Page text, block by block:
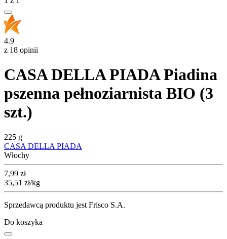
4.9
z 18 opinii
CASA DELLA PIADA Piadina
pszenna pełnoziarnista BIO (3
szt.)
225 g
CASA DELLA PIADA
Włochy
Cena
7,99 zł
35,51 zł/kg
Sprzedawcą produktu jest Frisco S.A.
Do koszyka